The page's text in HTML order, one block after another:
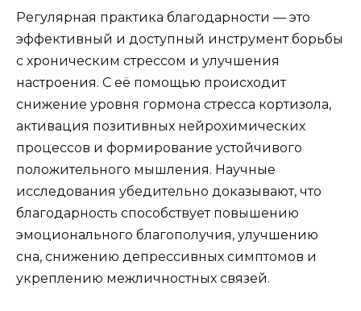
Регулярная практика благодарности — это
эффективный и доступный инструмент борьбы
с хроническим стрессом и улучшения
настроения. С её помощью происходит
снижение уровня гормона стресса кортизола,
активация позитивных нейрохимических
процессов и формирование устойчивого
положительного мышления. Научные
исследования убедительно доказывают, что
благодарность способствует повышению
эмоционального благополучия, улучшению
сна, снижению депрессивных симптомов и
укреплению межличностных связей.